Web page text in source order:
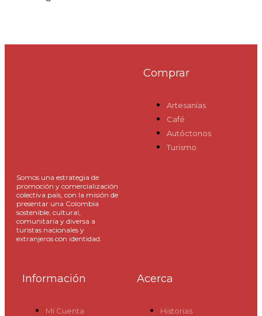
Somos una estrategia de
promoción y comercialización
colectiva país, con la misión de
presentar una Colombia
sostenible, cultural,
comunitaria y diversa a
turistas nacionales y
extranjeros con identidad.
Comprar
Artesanías
Café
Autóctonos
Turismo
Información
Mi Cuenta
Acerca
Historias